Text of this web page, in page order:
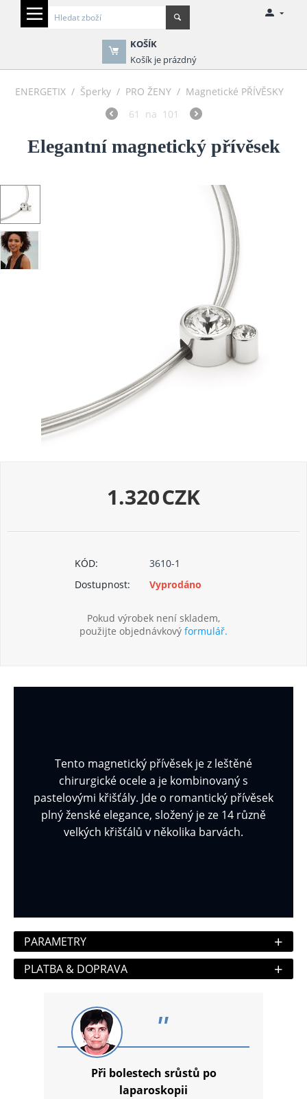
KOŠÍK
Košík je prázdný
ENERGETIX / Šperky / PRO ŽENY / Magnetické PŘÍVĚSKY
61
na 101
Elegantní magnetický přívěsek
1.320CZK
KÓD:
3610-1
Dostupnost:
Vyprodáno
Pokud výrobek není skladem,
použijte objednávkový formulář.
Tento magnetický přívěsek je z leštěné
chirurgické ocele a je kombinovaný s
pastelovými křišťály. Jde o romantický přívěsek
plný ženské elegance, složený je ze 14 různě
velkých křišťálů v několika barvách.
PARAMETRY +
PLATBA & DOPRAVA +
"
Při bolestech srůstů po
laparoskopii